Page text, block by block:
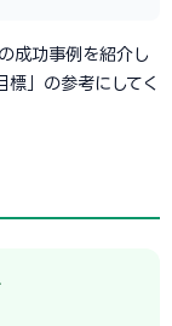
成功事例を紹介し
標」の参考にしてく